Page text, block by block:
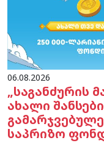
06.08.2026
„საგანძურის
ახალი
საპრიზო